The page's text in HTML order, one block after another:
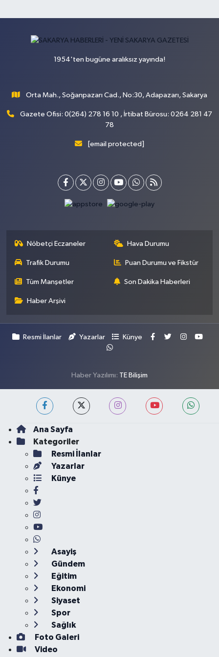
1954'ten bugüne aralıksız yayında!
Orta Mah., Soğanpazarı Cad., No:30, Adapazarı, Sakarya
Gazete Ofisi: 0(264) 278 16 10 , İrtibat Bürosu: 0264 281 47
78
[email protected]
Nöbetçi Eczaneler Hava Durumu
Trafik Durumu Puan Durumu ve Fikstür
Tüm Manşetler Son Dakika Haberleri
Haber Arşivi
Resmi İlanlar Yazarlar Künye
Haber Yazılımı: TE Bilişim
Ana Sayfa
Kategoriler
Resmi İlanlar
Yazarlar
Künye
Asayiş
Gündem
Eğitim
Ekonomi
Siyaset
Spor
Sağlık
Foto Galeri
Video